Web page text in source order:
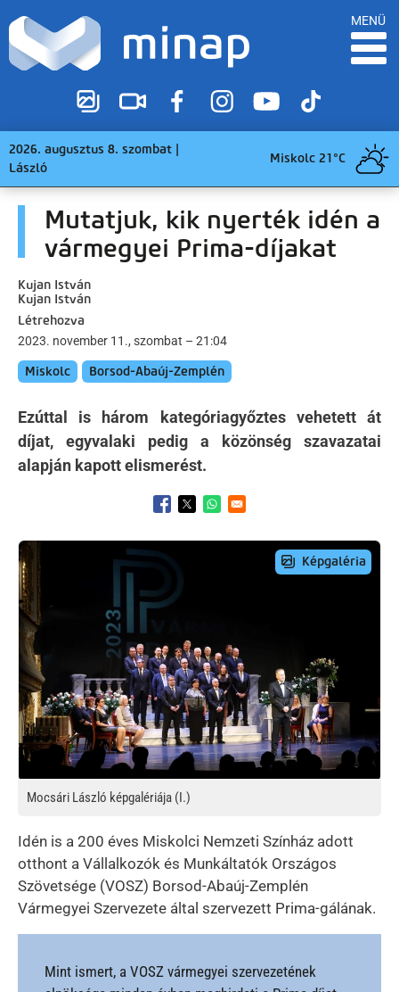
MENÜ
2026. augusztus 8. szombat |
László
Miskolc 21°C
Mutatjuk, kik nyerték idén a
vármegyei Prima-díjakat
Kujan István
Kujan István
Létrehozva
2023. november 11., szombat – 21:04
Miskolc Borsod-Abaúj-Zemplén
Ezúttal is három kategóriagyőztes vehetett át
díjat, egyvalaki pedig a közönség szavazatai
alapján kapott elismerést.
Opens in a new window
Opens in a new window
Opens in a new window
Preview Image
Mocsári László képgalériája (I.)
Idén is a 200 éves Miskolci Nemzeti Színház adott
otthont a Vállalkozók és Munkáltatók Országos
Szövetsége (VOSZ) Borsod-Abaúj-Zemplén
Vármegyei Szervezete által szervezett Prima-gálának.
Mint ismert, a VOSZ vármegyei szervezetének